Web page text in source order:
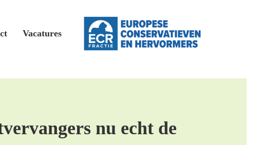
Vacatures
nu echt de